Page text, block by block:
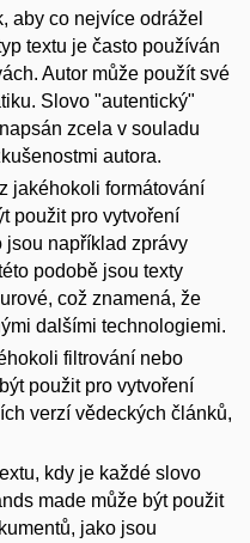
aby co nejvíce odrážel
textu je často používán
Autor může použít své
Slovo "autentický"
zcela v souladu
autora.
jakéhokoli formátování
použit pro vytvoření
jsou například zprávy
podobě jsou texty
což znamená, že
dalšími technologiemi.
filtrování nebo
použit pro vytvoření
verzí vědeckých článků,
kdy je každé slovo
made může být použit
jako jsou